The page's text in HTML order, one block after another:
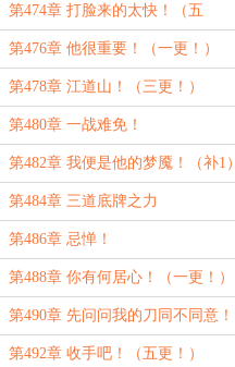
更！）
第474章 打脸来的太快！（五
更！）
第476章 他很重要！（一更！）
第478章 江道山！（三更！）
第480章 一战难免！
第482章 我便是他的梦魇！（补1）
第484章 三道底牌之力
第486章 忌惮！
第488章 你有何居心！（一更！）
第490章 先问问我的刀同不同意！
（三更！）
第492章 收手吧！（五更！）